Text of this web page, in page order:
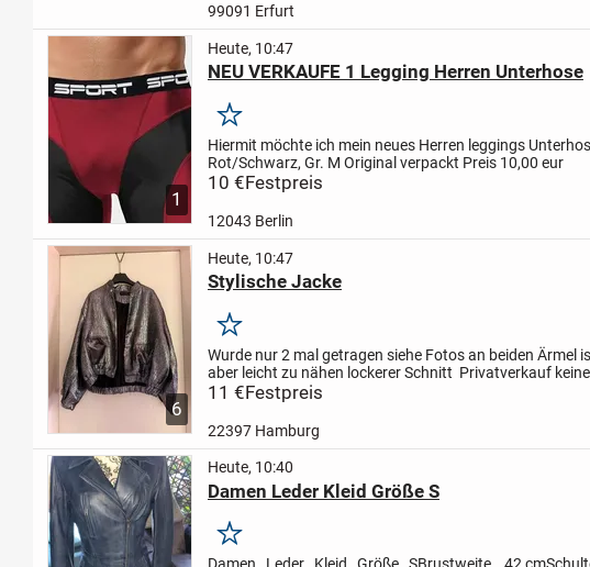
99091 Erfurt
1
Heute, 10:47
NEU VERKAUFE 1 Legging Herren Unterhose
Merken
Hiermit möchte ich mein neues Herren leggings
Rot/Schwarz, Gr. M Original verpackt Preis 10,00 eur
10 €Festpreis
12043 Berlin
6
Heute, 10:47
Stylische Jacke
Merken
Wurde nur 2 mal getragen siehe Fotos an beiden Ärmel
aber leicht zu nähen lockerer Schnitt Privatverkauf
GewährleistungZahlung per PayPal Freunde oder...
11 €Festpreis
22397 Hamburg
Heute, 10:40
Damen Leder Kleid Größe S
Merken